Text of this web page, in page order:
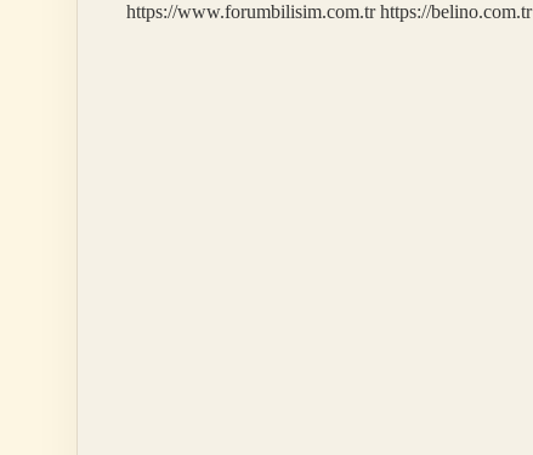
https://www.forumbilisim.com.tr https://belino.com.tr